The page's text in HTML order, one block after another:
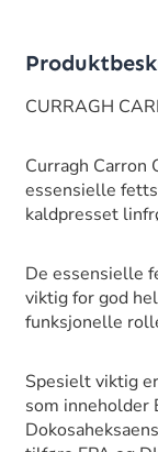
CURRAGH
Curragh Carron
essensielle
kaldpresset
De essensielle
viktig for god
funksjonelle
Spesielt viktig
som inneholder